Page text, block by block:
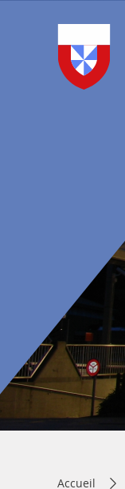
Accueil